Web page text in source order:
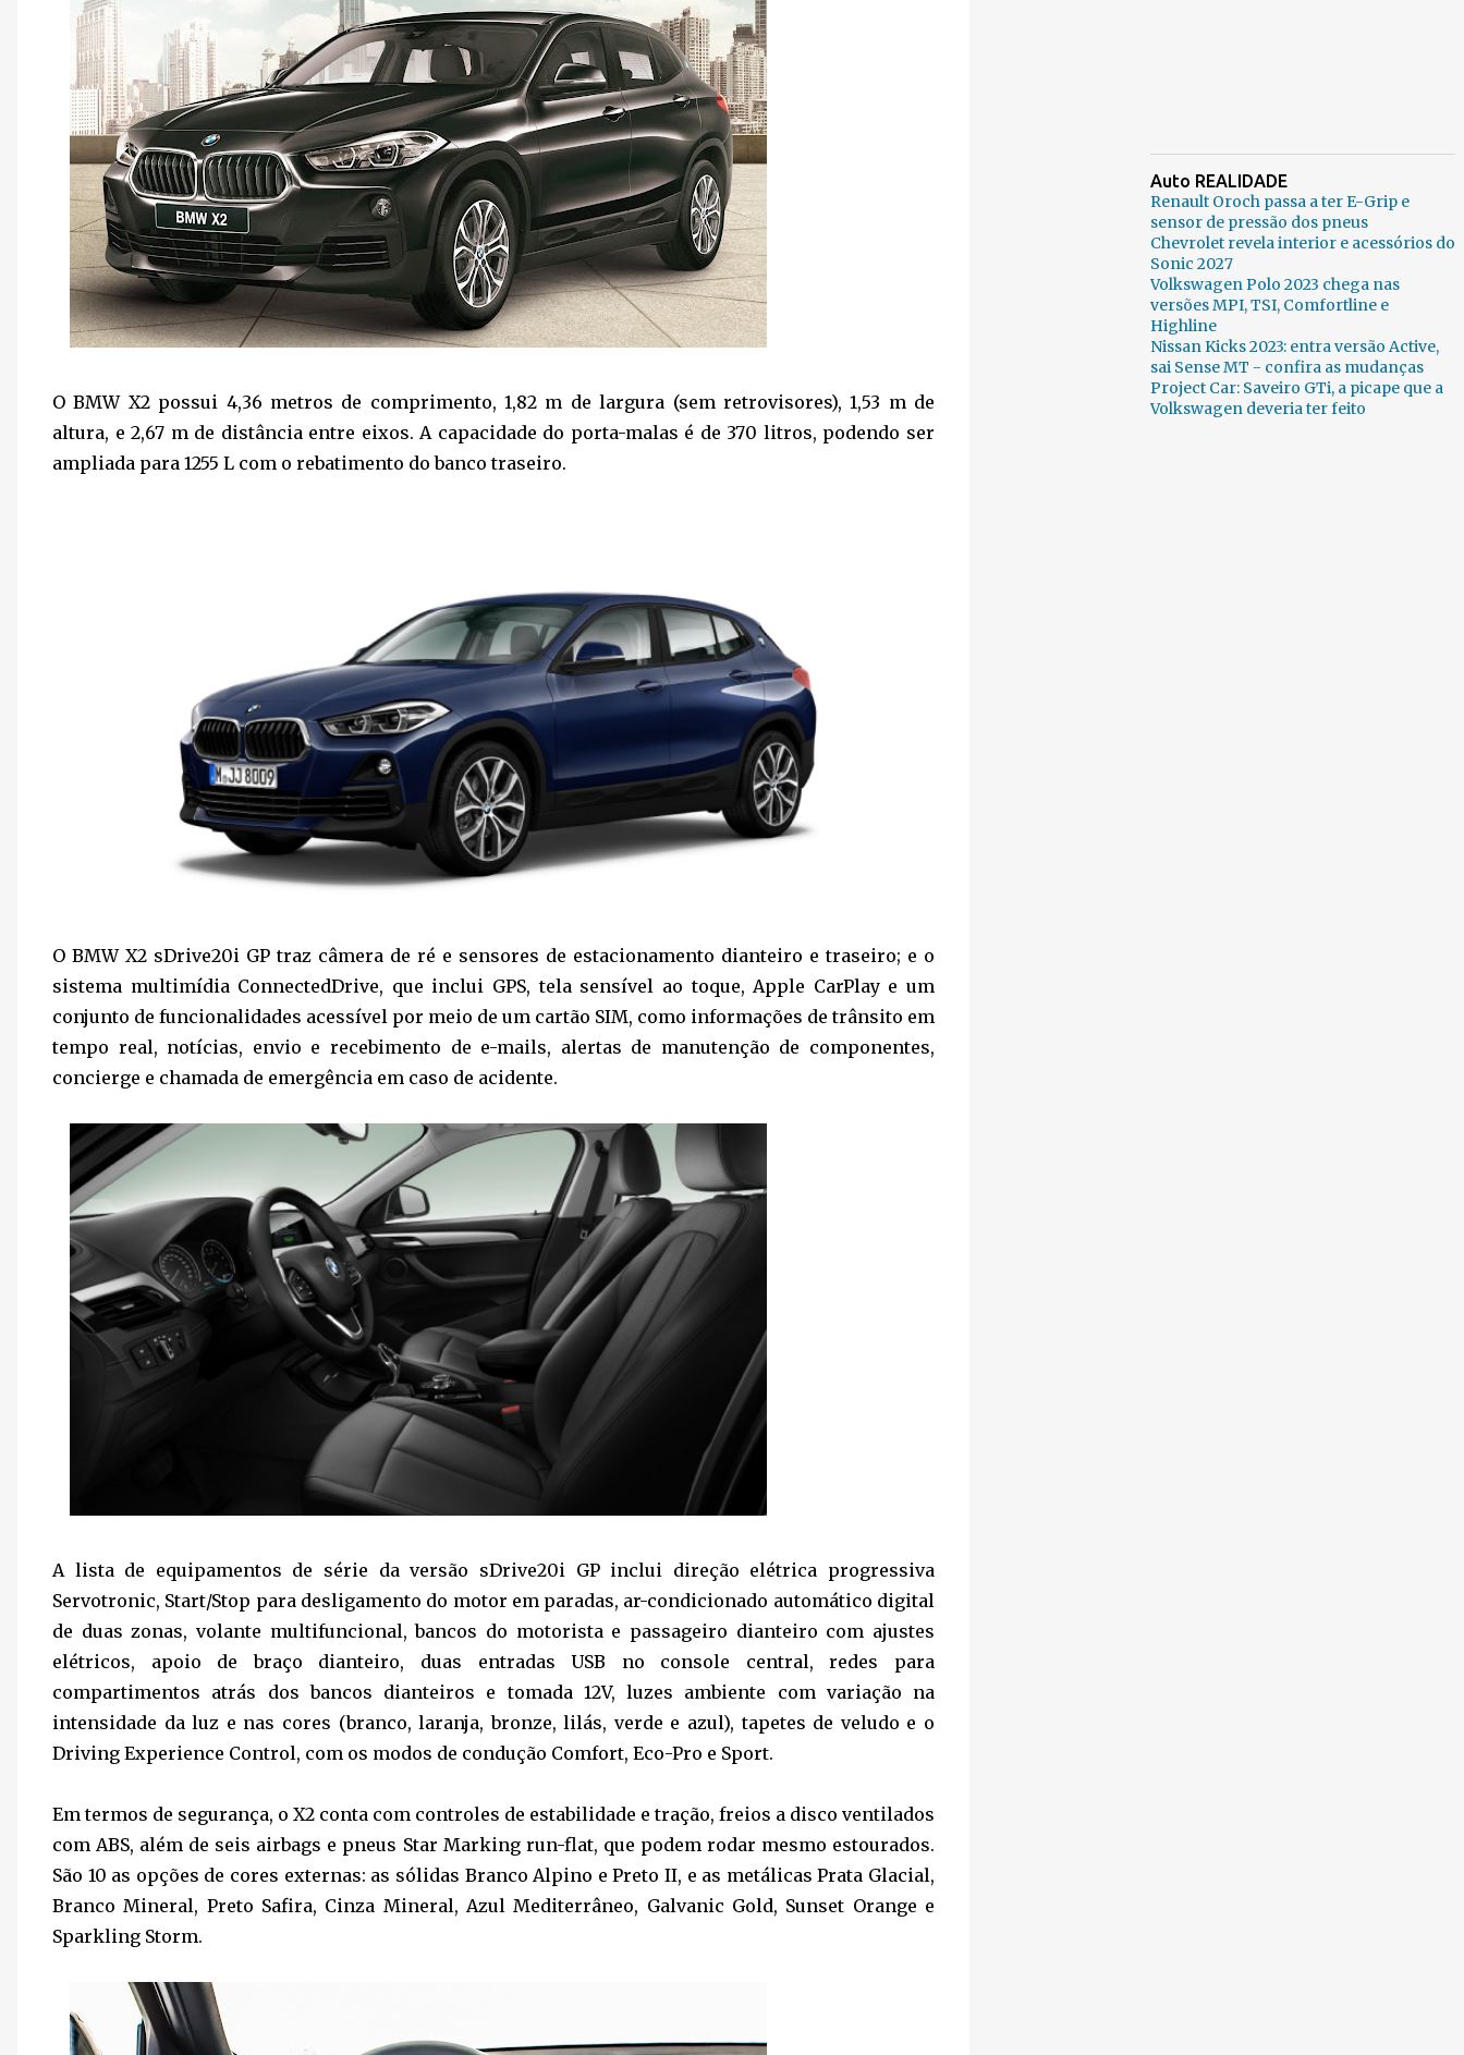
O BMW X2 possui 4,36 metros de comprimento, 1,82 m de largura (sem retrovisores), 1,53 m de
altura, e 2,67 m de distância entre eixos. A capacidade do porta-malas é de 370 litros, podendo ser
ampliada para 1255 L com o rebatimento do banco traseiro.
O BMW X2 sDrive20i GP traz câmera de ré e sensores de estacionamento dianteiro e traseiro; e o
sistema multimídia ConnectedDrive, que inclui GPS, tela sensível ao toque, Apple CarPlay e um
conjunto de funcionalidades acessível por meio de um cartão SIM, como informações de trânsito em
tempo real, notícias, envio e recebimento de e-mails, alertas de manutenção de componentes,
concierge e chamada de emergência em caso de acidente.
A lista de equipamentos de série da versão sDrive20i GP inclui direção elétrica progressiva
Servotronic, Start/Stop para desligamento do motor em paradas, ar-condicionado automático digital
de duas zonas, volante multifuncional, bancos do motorista e passageiro dianteiro com ajustes
elétricos, apoio de braço dianteiro, duas entradas USB no console central, redes para
compartimentos atrás dos bancos dianteiros e tomada 12V, luzes ambiente com variação na
intensidade da luz e nas cores (branco, laranja, bronze, lilás, verde e azul), tapetes de veludo e o
Driving Experience Control, com os modos de condução Comfort, Eco-Pro e Sport.
Em termos de segurança, o X2 conta com controles de estabilidade e tração, freios a disco ventilados
com ABS, além de seis airbags e pneus Star Marking run-flat, que podem rodar mesmo estourados.
São 10 as opções de cores externas: as sólidas Branco Alpino e Preto II, e as metálicas Prata Glacial,
Branco Mineral, Preto Safira, Cinza Mineral, Azul Mediterrâneo, Galvanic Gold, Sunset Orange e
Sparkling Storm.
Auto REALIDADE
Renault Oroch passa a ter E-Grip e
sensor de pressão dos pneus
Chevrolet revela interior e acessórios do
Sonic 2027
Volkswagen Polo 2023 chega nas
versões MPI, TSI, Comfortline e
Highline
Nissan Kicks 2023: entra versão Active,
sai Sense MT - confira as mudanças
Project Car: Saveiro GTi, a picape que a
Volkswagen deveria ter feito